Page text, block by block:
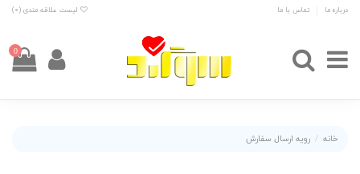
درباره ما تماس با ما لیست علاقه مندی (0
)
0
خانه رویه ارسال سفارش